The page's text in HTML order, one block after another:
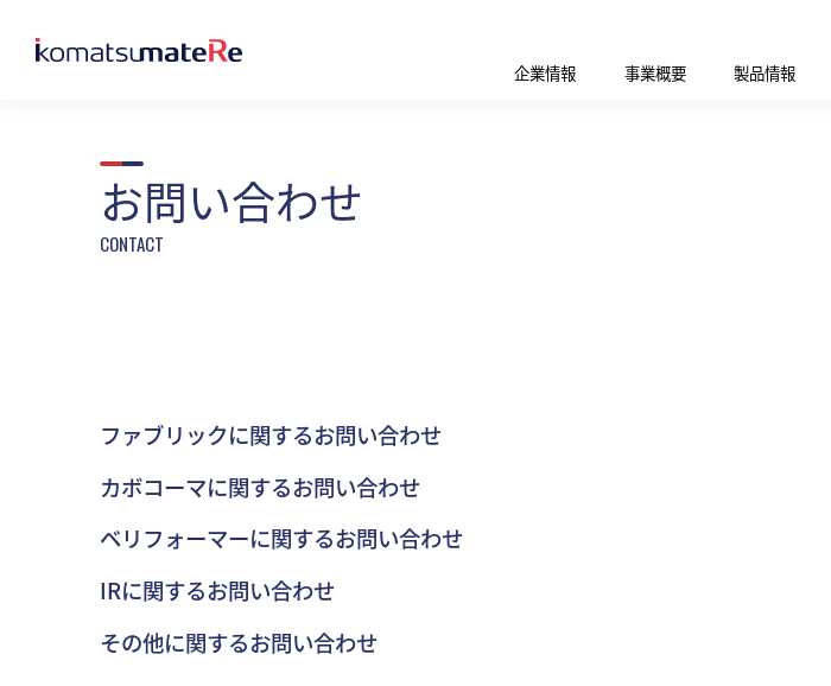
企業情報
事業概要 製品情報
お問い合わせ
ファブリックに関するお問い合わせ
カボコーマに関するお問い合わせ
ベリフォーマーに関するお問い合わせ
IRに関するお問い合わせ
その他に関するお問い合わせ